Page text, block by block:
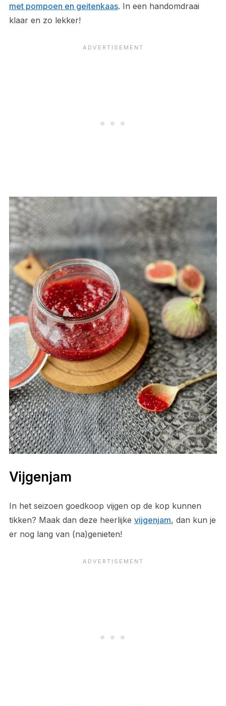
met pompoen en geitenkaas. In een handomdraai
klaar en zo lekker!
Vijgenjam
In het seizoen goedkoop vijgen op de kop kunnen
tikken? Maak dan deze heerlijke vijgenjam, dan kun je
er nog lang van (na)genieten!